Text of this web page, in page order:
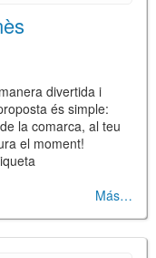
divertida i
és simple:
la comarca, al teu
el moment!
Más